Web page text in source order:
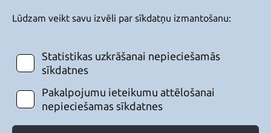
Lūdzam veikt savu izvēli par sīkdatņu izmantošanu:
Statistikas uzkrāšanai nepieciešamās
sīkdatnes
Pakalpojumu ieteikumu attēlošanai
nepieciešamas sīkdatnes